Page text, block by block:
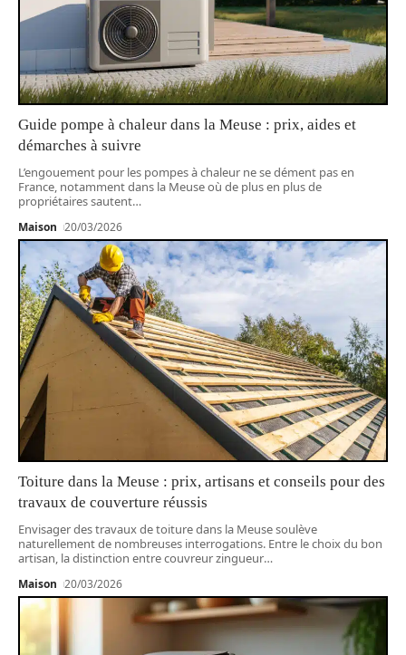
Guide pompe à chaleur dans la Meuse : prix, aides et
démarches à suivre
L’engouement pour les pompes à chaleur ne se dément pas en
France, notamment dans la Meuse où de plus en plus de
propriétaires sautent…
Maison 20/03/2026
Toiture dans la Meuse : prix, artisans et conseils pour des
travaux de couverture réussis
Envisager des travaux de toiture dans la Meuse soulève
naturellement de nombreuses interrogations. Entre le choix du bon
artisan, la distinction entre couvreur zingueur…
Maison 20/03/2026